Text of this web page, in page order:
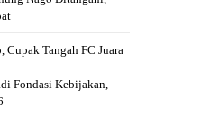
Cupak Tangah FC Juara
Fondasi Kebijakan,